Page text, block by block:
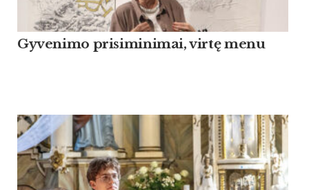
Gyvenimo prisiminimai, virtę menu